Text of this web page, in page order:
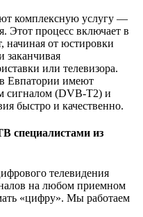
комплексную услугу —
Этот процесс включает в
начиная от юстировки
заканчивая
или телевизора.
Евпатории имеют
сигналом (DVB-T2) и
быстро и качественно.
специалистами из
телевидения
на любом приемном
«цифру». Мы работаем